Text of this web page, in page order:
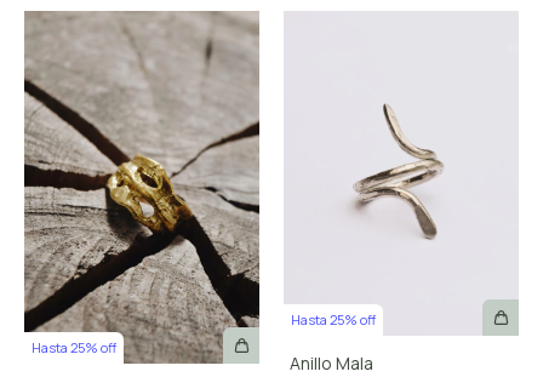
Hasta 25% off
Hasta 25% off
Anillo Mala